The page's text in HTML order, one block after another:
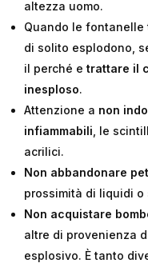
altezza uomo.
Quando le
di solito esplodono,
il perché e trattare il
inesploso.
Attenzione a non
infiammabili , le
acrilici.
Non abbandonare
prossimità di liquidi
Non acquistare
altre di provenienza
esplosivo. È tanto